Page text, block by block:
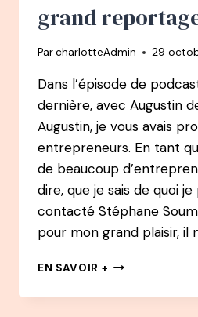
NATUROPATHE
grand
ParcharlotteAdmin 29
Dans l’épisode de
dernière, avec Augustin
Augustin, je vous avais
entrepreneurs. En tant
de beaucoup
dire, que je sais de quoi je
contacté Stéphane
pour mon grand plaisir, il
EN SAVOIR + #30
–